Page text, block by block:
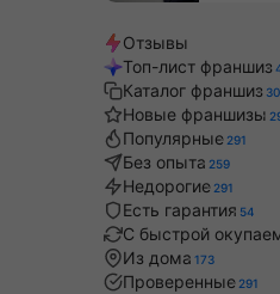
Отзывы
Топ-лист франшиз
Каталог франшиз
Новые франшизы
Популярные 291
Без опыта 259
Недорогие 291
Есть гарантия 54
С быстрой
Из дома 173
Проверенные 291